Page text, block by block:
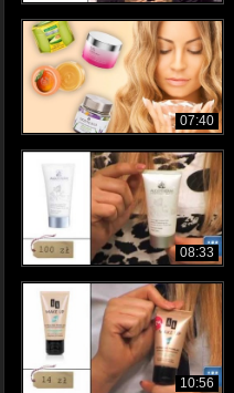
07:40
08:33
10:56